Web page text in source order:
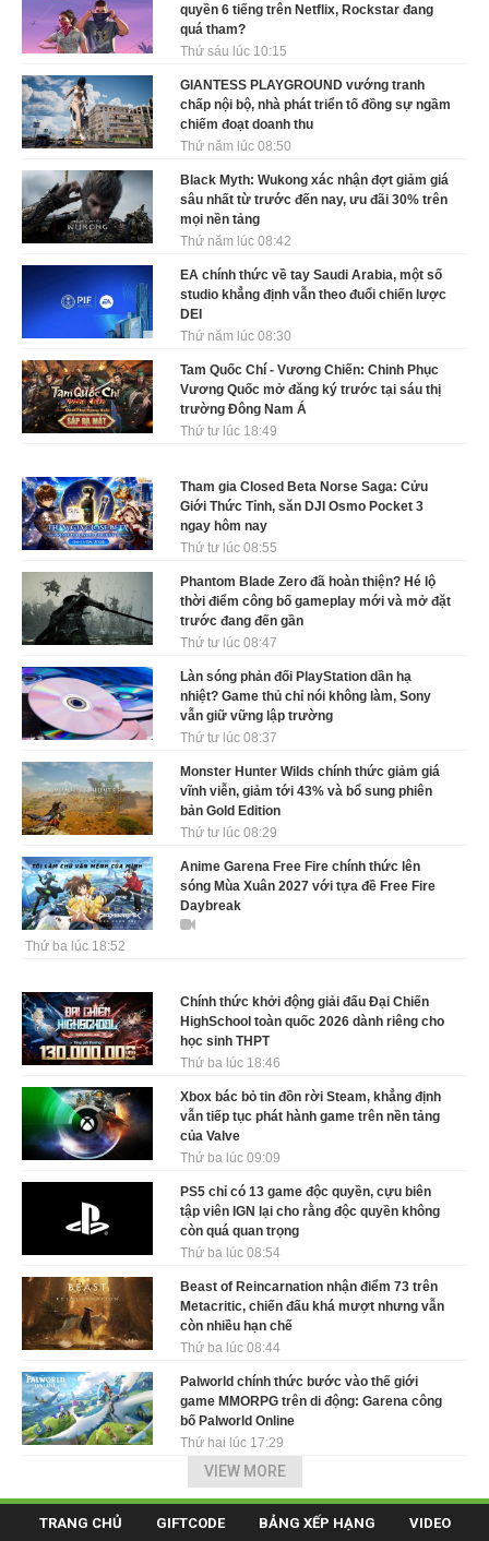
quyền 6 tiếng trên Netflix, Rockstar đang
quá tham?
Thứ sáu lúc 10:15
GIANTESS PLAYGROUND vướng tranh
chấp nội bộ, nhà phát triển tố đồng sự ngầm
chiếm đoạt doanh thu
Thứ năm lúc 08:50
Black Myth: Wukong xác nhận đợt giảm giá
sâu nhất từ trước đến nay, ưu đãi 30% trên
mọi nền tảng
Thứ năm lúc 08:42
EA chính thức về tay Saudi Arabia, một số
studio khẳng định vẫn theo đuổi chiến lược
DEI
Thứ năm lúc 08:30
Tam Quốc Chí - Vương Chiến: Chinh Phục
Vương Quốc mở đăng ký trước tại sáu thị
trường Đông Nam Á
Thứ tư lúc 18:49
Tham gia Closed Beta Norse Saga: Cửu
Giới Thức Tỉnh, săn DJI Osmo Pocket 3
ngay hôm nay
Thứ tư lúc 08:55
Phantom Blade Zero đã hoàn thiện? Hé lộ
thời điểm công bố gameplay mới và mở đặt
trước đang đến gần
Thứ tư lúc 08:47
Làn sóng phản đối PlayStation dần hạ
nhiệt? Game thủ chỉ nói không làm, Sony
vẫn giữ vững lập trường
Thứ tư lúc 08:37
Monster Hunter Wilds chính thức giảm giá
vĩnh viễn, giảm tới 43% và bổ sung phiên
bản Gold Edition
Thứ tư lúc 08:29
Anime Garena Free Fire chính thức lên
sóng Mùa Xuân 2027 với tựa đề Free Fire
Daybreak
Thứ ba lúc 18:52
Chính thức khởi động giải đấu Đại Chiến
HighSchool toàn quốc 2026 dành riêng cho
học sinh THPT
Thứ ba lúc 18:46
Xbox bác bỏ tin đồn rời Steam, khẳng định
vẫn tiếp tục phát hành game trên nền tảng
của Valve
Thứ ba lúc 09:09
PS5 chỉ có 13 game độc quyền, cựu biên
tập viên IGN lại cho rằng độc quyền không
còn quá quan trọng
Thứ ba lúc 08:54
Beast of Reincarnation nhận điểm 73 trên
Metacritic, chiến đấu khá mượt nhưng vẫn
còn nhiều hạn chế
Thứ ba lúc 08:44
Palworld chính thức bước vào thế giới
game MMORPG trên di động: Garena công
bố Palworld Online
Thứ hai lúc 17:29
VIEW MORE
TRANG CHỦ GIFTCODE BẢNG XẾP HẠNG VIDEO